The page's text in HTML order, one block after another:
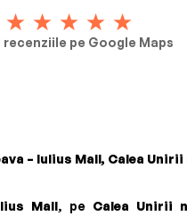
recenziile pe Google Maps
– Iulius Mall, Calea Unirii
Mall, pe Calea Unirii